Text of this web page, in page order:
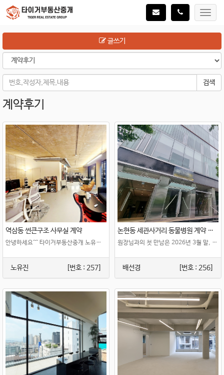
글쓰기
검색
계약후기
역삼동 썬큰구조 사무실 계약
안녕하세요^^ 타이거부동산중개 노유진 차장입니다 오늘 후기는 역삼동 사무실 임대로&..
[번호 : 257]
노유진
논현동 세관사거리 동물병원 계약 후기
원장님과의 첫 만남은 2026년 3월 말, 양재동의 200평 이상의 지하 매물 문의..
[번호 : 256]
배선경